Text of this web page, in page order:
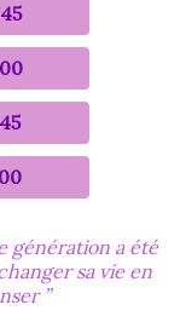
génération a été
sa vie en